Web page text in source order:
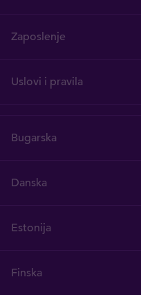
Zaposlenje
Uslovi i pravila
Bugarska
Danska
Estonija
Finska